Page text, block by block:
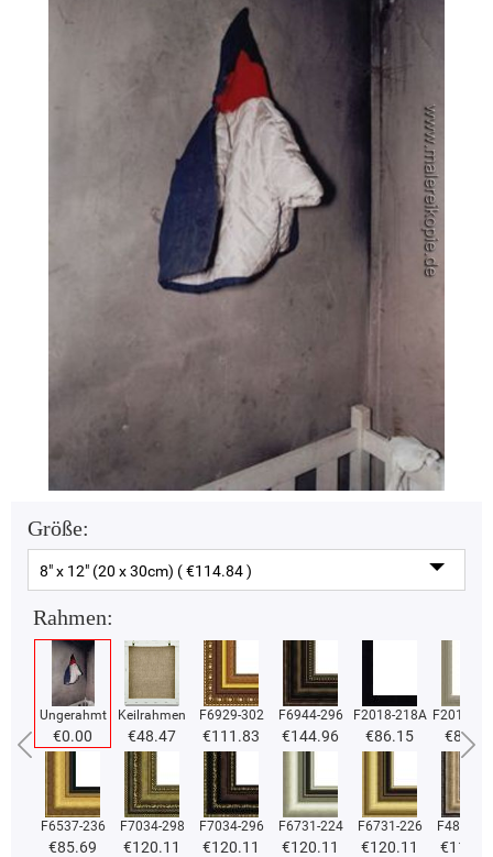
Größe:
8" x 12" (20 x 30cm) ( €114.84 )
Rahmen:
Ungerahmt
€0.00
Keilrahmen
€48.47
F6929-302
€111.83
F6944-296
€144.96
F2018-218A
€86.15
F2018-
€86.15
F6537-236
€85.69
F7034-298
€120.11
F7034-296
€120.11
F6731-224
€120.11
F6731-226
€120.11
F4827-